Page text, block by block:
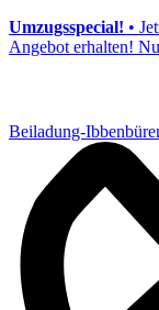
Umzugsspecial! •
Angebot erhalten!
Beiladung-